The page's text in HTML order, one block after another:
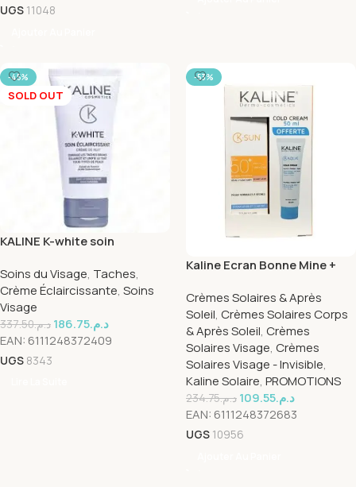
UGS 11048
-45%
SOLD OUT
KALINE K-white soin
50ml
Soins du Visage, Taches,
Crème Éclaircissante, Soins
Visage
د.م.337.50 د.م.186.75
EAN: 6111248372409
UGS 8343
-53%
Kaline Ecran Bonne Mine +
Crèmes Solaires & Après
Soleil, Crèmes Solaires Corps
& Après Soleil, Crèmes
Solaires Visage, Crèmes
Solaires Visage - Invisible,
Kaline Solaire, PROMOTIONS
د.م.234.75 د.م.109.55
EAN: 6111248372683
UGS 10956